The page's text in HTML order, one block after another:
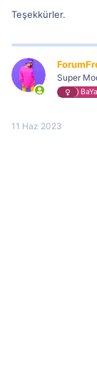
Teşekkürler.
Super
11 Haz 2023